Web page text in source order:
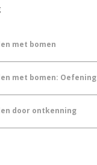
met bomen
met bomen: Oefening
door ontkenning